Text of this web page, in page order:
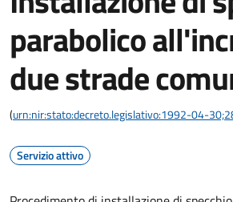
parabolico
due strade
(urn:nir:stato:decreto.legislativo:1992-04-
Servizio attivo